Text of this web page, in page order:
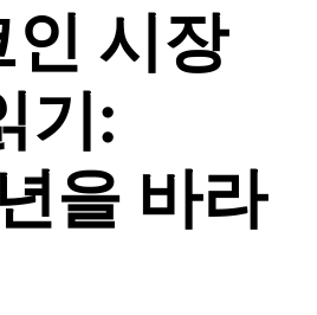
인 시장
기:
을 바라